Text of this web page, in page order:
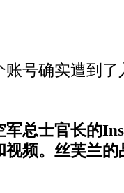
账号确实遭到了
总士官长的
频。丝芙兰